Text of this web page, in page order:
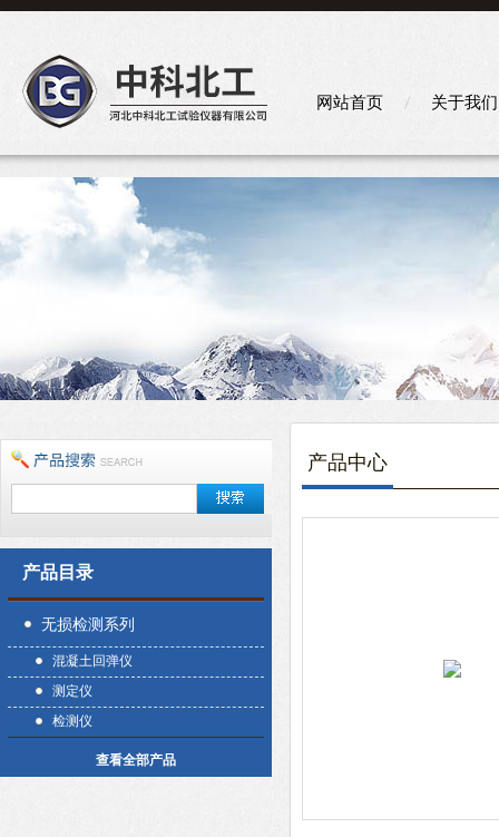
网站首页 关于我们
产品目录
无损检测系列
混凝土回弹仪
测定仪
检测仪
查看全部产品
产品中心